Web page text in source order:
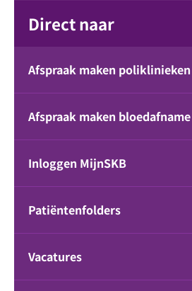
Direct naar
Afspraak maken
Afspraak maken bloedafname
Inloggen MijnSKB
Patiëntenfolders
Vacatures